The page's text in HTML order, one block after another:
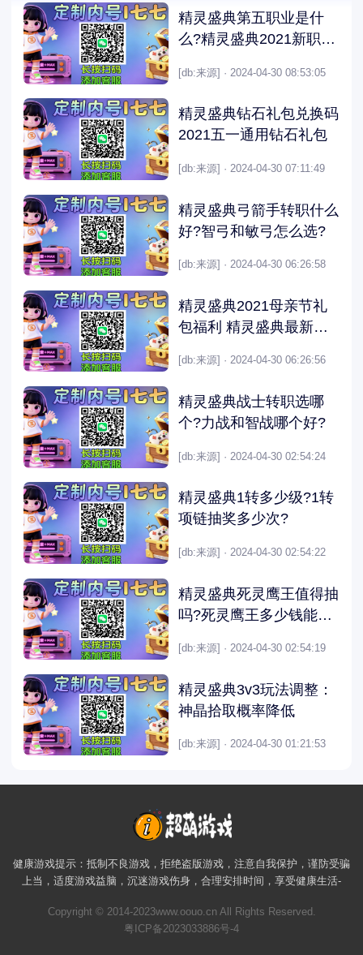
精灵盛典第五职业是什
么?精灵盛典2021新职业
[db:来源] · 2024-04-30 08:53:05
精灵盛典钻石礼包兑换码
2021五一通用钻石礼包
[db:来源] · 2024-04-30 07:11:49
精灵盛典弓箭手转职什么
好?智弓和敏弓怎么选?
[db:来源] · 2024-04-30 06:26:58
精灵盛典2021母亲节礼
包福利 精灵盛典最新礼
[db:来源] · 2024-04-30 06:26:56
精灵盛典战士转职选哪
个?力战和智战哪个好?
[db:来源] · 2024-04-30 02:54:24
精灵盛典1转多少级?1转
项链抽奖多少次?
[db:来源] · 2024-04-30 02:54:22
精灵盛典死灵鹰王值得抽
吗?死灵鹰王多少钱能抽
[db:来源] · 2024-04-30 02:54:19
精灵盛典3v3玩法调整：
神晶拾取概率降低
[db:来源] · 2024-04-30 01:21:53
健康游戏提示：抵制不良游戏，拒绝盗版游戏，注意自我保护，谨防受骗
上当，适度游戏益脑，沉迷游戏伤身，合理安排时间，享受健康生活-
Copyright © 2014-2023www.oouo.cn All Rights Reserved.
粤ICP备2023033886号-4